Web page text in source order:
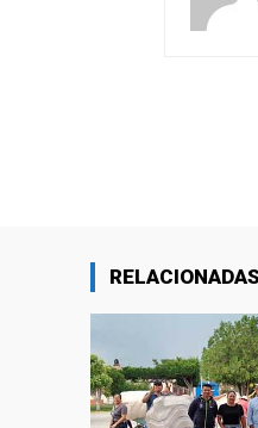
RELACIONADAS